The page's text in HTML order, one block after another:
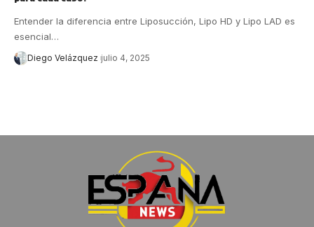
Entender la diferencia entre Liposucción, Lipo HD y Lipo LAD es
esencial…
Diego Velázquez julio 4, 2025